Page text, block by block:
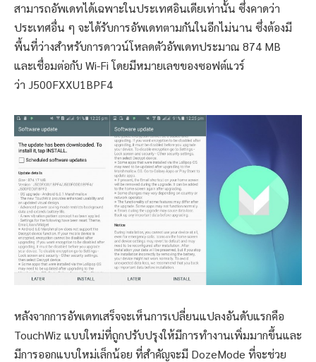
สามารถอัพเดทได้เฉพาะในประเทศอินเดียเท่านั้น ซึ่งคาดว่า
ประเทศอื่น ๆ จะได้รับการอัพเดทตามกันในอีกไม่นาน ซึ่งต้องมี
พื้นที่ว่างสำหรับการดาวน์โหลดตัวอัพเดทประมาณ 874 MB
และเชื่อมต่อกับ Wi-Fi โดยมีหมายเลขของซอฟต์แวร์
ว่า J500FXXU1BPF4
หลังจากการอัพเดทเสร็จจะเห็นการเปลี่ยนแปลงอันดับแรกคือ
TouchWiz แบบใหม่ที่ถูกปรับปรุงให้มีการทำงานเพิ่มมากขึ้นและ
มีการออกแบบใหม่เล็กน้อย ที่สำคัญจะมี DozeMode ที่จะช่วย